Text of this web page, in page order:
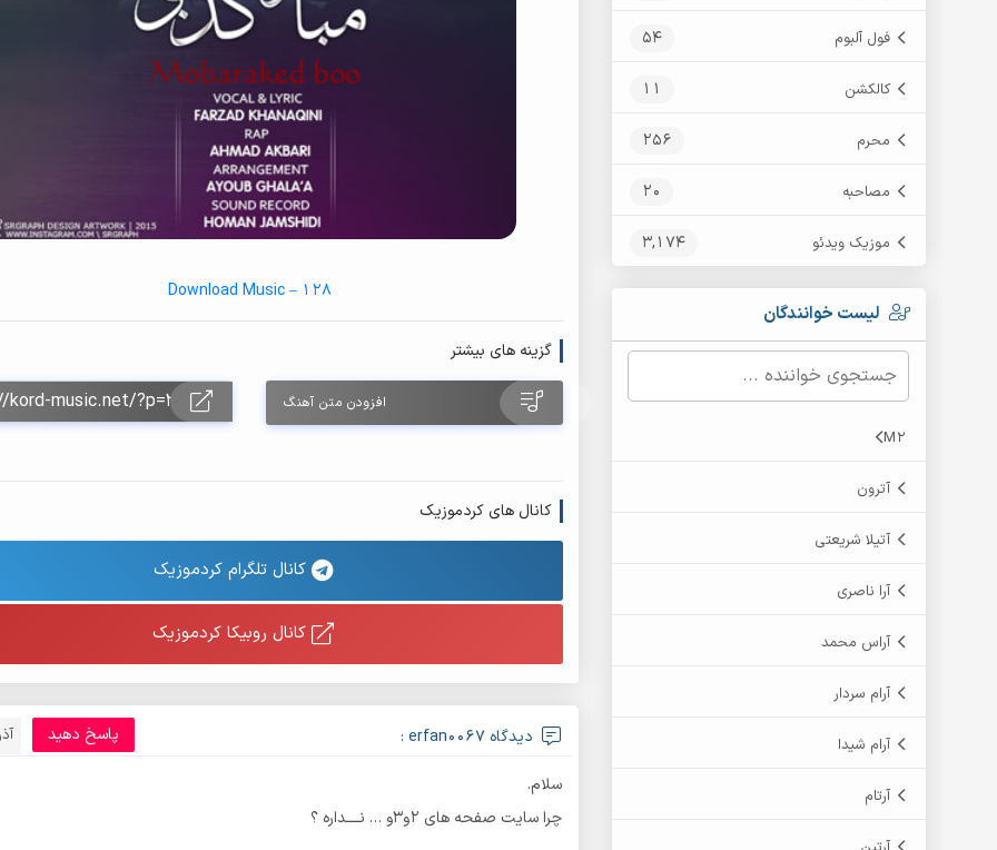
فول آلبوم 54
کالکشن 11
محرم 256
مصاحبه 20
موزیک ویدئو 3,174
لیست خوانندگان
M2
آترون
آتیلا شریعتی
آرا ناصری
آراس محمد
آرام سردار
آرام شیدا
آرتام
Download Music – 128
گزینه های بیشتر
افزودن متن آهنگ
کانال های کردموزیک
کانال تلگرام کردموزیک
کانال روبیکا کردموزیک
دیدگاه erfan0067 : آذر پاسخ دهید
سلام.
چرا سایت صفحه های ۲و۳و … نــــداره ؟